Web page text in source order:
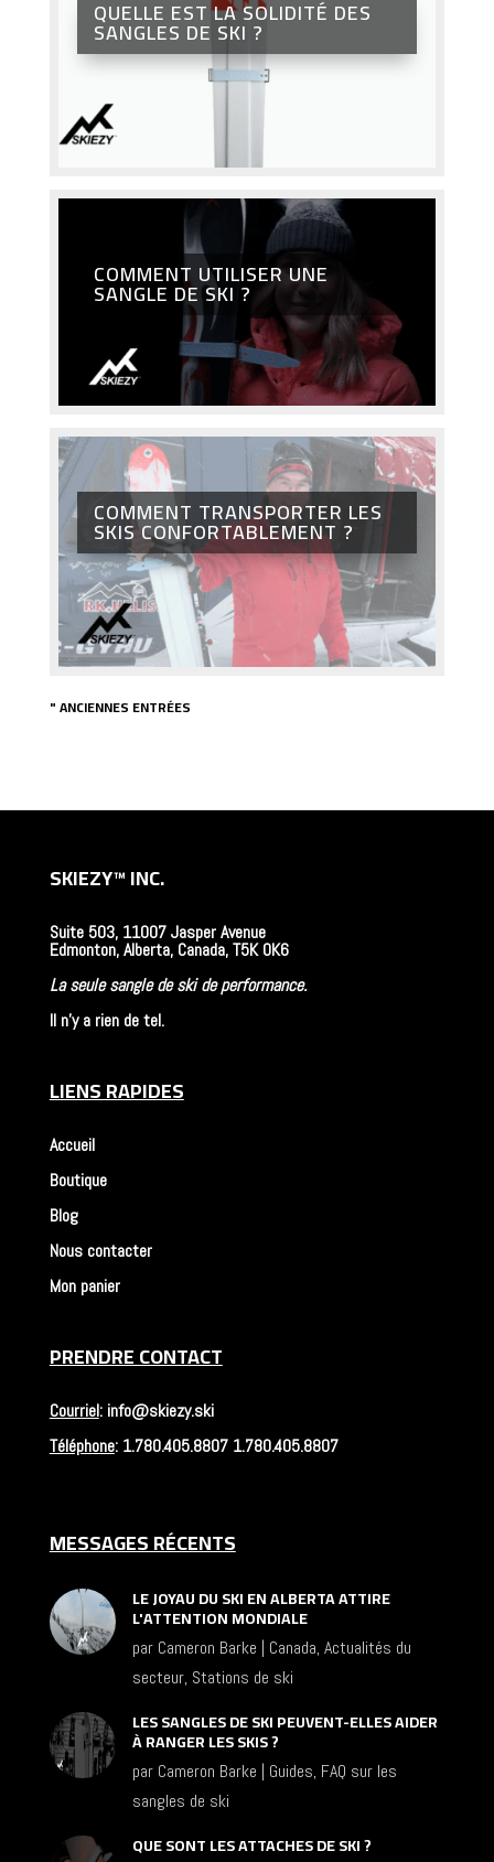
QUELLE EST LA SOLIDITÉ DES
SANGLES DE SKI ?
COMMENT UTILISER UNE
SANGLE DE SKI ?
COMMENT TRANSPORTER LES
SKIS CONFORTABLEMENT ?
" ANCIENNES ENTRÉES
SKIEZY™INC.
Suite 503, 11007 Jasper Avenue
Edmonton, Alberta, Canada, T5K 0K6
La seule sangle de ski de performance.
Il n'y a rien de tel.
LIENS RAPIDES
Accueil
Boutique
Blog
Nous contacter
Mon panier
PRENDRE CONTACT
Courriel: info@skiezy.ski
Téléphone: 1.780.405.8807 1.780.405.8807
MESSAGES RÉCENTS
LE JOYAU DU SKI EN ALBERTA ATTIRE
L'ATTENTION MONDIALE
par Cameron Barke | Canada, Actualités du
secteur, Stations de ski
LES SANGLES DE SKI PEUVENT-ELLES AIDER
À RANGER LES SKIS ?
par Cameron Barke | Guides, FAQ sur les
sangles de ski
QUE SONT LES ATTACHES DE SKI ?